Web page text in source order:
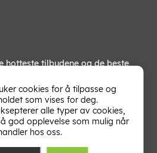
hotteste tilbudene og de beste
OK
cookies for å tilpasse og
som vises for deg.
alle typer av cookies,
god opplevelse som mulig når
hos oss.